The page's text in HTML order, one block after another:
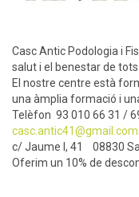
Casc Antic Podologia i
salut i el benestar de
El nostre centre està
una àmplia formació i
Telèfon 93 010 66 31 /
casc.antic41@gmail.com
c/ Jaume I, 41 08830
Oferim un 10% de